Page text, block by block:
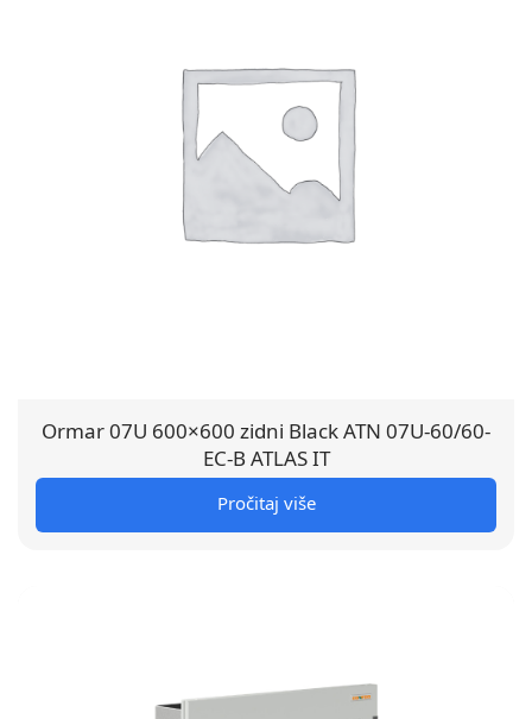
Ormar 07U 600×600 zidni Black ATN 07U-60/60-
EC-B ATLAS IT
Pročitaj više